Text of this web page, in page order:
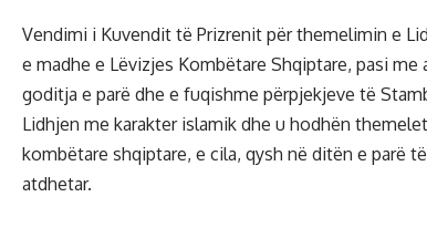
Vendimi i Kuvendit të Prizrenit për themelimin e
e madhe e Lëvizjes Kombëtare Shqiptare, pasi me
goditja e parë dhe e fuqishme përpjekjeve të
Lidhjen me karakter islamik dhe u hodhën
kombëtare shqiptare, e cila, qysh në ditën e parë
atdhetar.